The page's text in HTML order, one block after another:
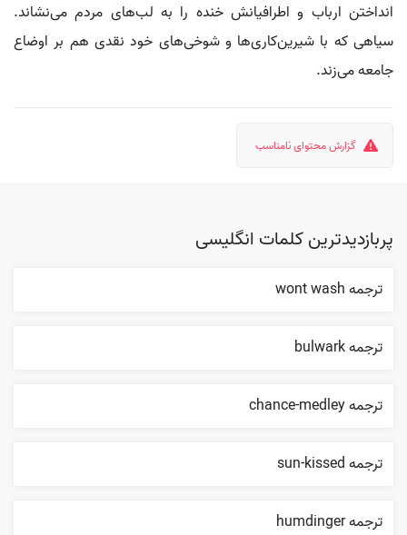
انداختن ارباب و اطرافیانش خنده را به لب‌های مردم می‌نشاند.
سیاهی که با شیرین‌کاری‌ها و شوخی‌های خود نقدی هم بر اوضاع
جامعه می‌زند.
گزارش محتوای نامناسب
پربازدیدترین کلمات انگلیسی
ترجمه wont wash
ترجمه bulwark
ترجمه chance-medley
ترجمه sun-kissed
ترجمه humdinger